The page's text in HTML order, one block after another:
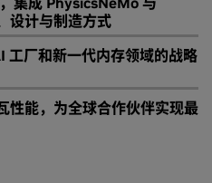
设计与制造方式
工厂和新一代内存领域的战略
性能，为全球合作伙伴实现最